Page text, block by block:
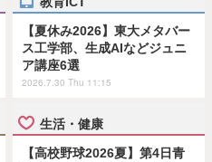
【夏休み2026】東大メタバー
ス工学部、生成AIなどジュニ
ア講座6選
2026.7.30 Thu 11:15
生活・健康
【高校野球2026夏】第4日青